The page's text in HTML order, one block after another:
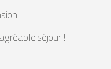
séjour !